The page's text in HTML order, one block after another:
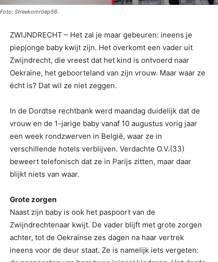
Foto: Streekomroep56.
ZWIJNDRECHT – Het zal je maar gebeuren: ineens je
piepjonge baby kwijt zijn. Het overkomt een vader uit
Zwijndrecht, die vreest dat het kind is ontvoerd naar
Oekraïne, het geboorteland van zijn vrouw. Maar waar ze
écht is? Dat wil ze niet zeggen.
In de Dordtse rechtbank werd maandag duidelijk dat de
vrouw en de 1-jarige baby vanaf 10 augustus vorig jaar
een week rondzwerven in België, waar ze in
verschillende hotels verblijven. Verdachte O.V.(33)
beweert telefonisch dat ze in Parijs zitten, maar daar
blijkt niets van waar.
Grote zorgen
Naast zijn baby is ook het paspoort van de
Zwijndrechtenaar kwijt. De vader blijft met grote zorgen
achter, tot de Oekraïnse zes dagen na haar vertrek
ineens voor de deur staat. Ze is namelijk iets vergeten: